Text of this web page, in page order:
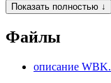
Показать полностью ↓
Файлы
описание